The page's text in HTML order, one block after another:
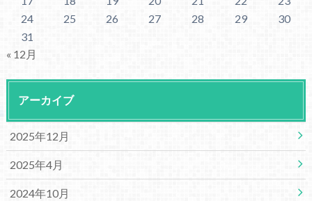
24
25 26 27 28 29
30
31
« 12月
アーカイブ
2025年12月
2025年4月
2024年10月